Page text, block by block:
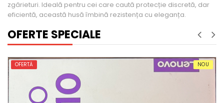
zgârieturi. Ideală pentru cei care caută protecție discretă, dar
eficientă, această husă îmbină rezistența cu eleganța.
OFERTE SPECIALE
OFERTĂ NOU